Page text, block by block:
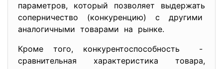
параметров, который позволяет выдержать
соперничество (конкуренцию) с другими
аналогичными товарами на рынке.
Кроме того, конкурентоспособность -
сравнительная характеристика товара,